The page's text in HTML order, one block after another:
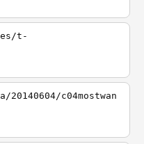
t-
c04mostwan